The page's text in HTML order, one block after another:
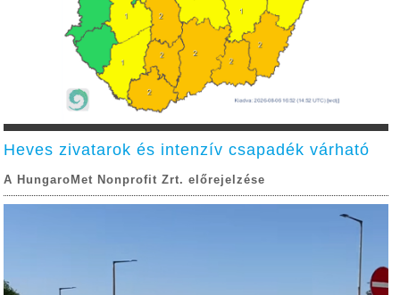
Heves zivatarok és intenzív csapadék várható
A HungaroMet Nonprofit Zrt. előrejelzése